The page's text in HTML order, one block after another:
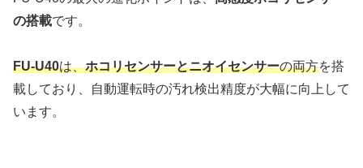
の搭載です。
FU-U40は、ホコリセンサーとニオイセンサーの両方を搭
載しており、自動運転時の汚れ検出精度が大幅に向上して
います。